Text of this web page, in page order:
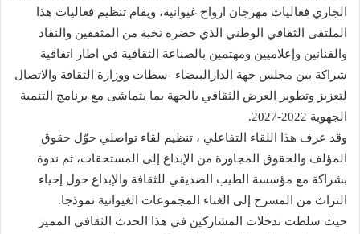
الجاري فعاليات مهرجان ارواح غيوانية، ويقام تنظيم فعاليات هذا
الملتقى الثقافي الوطني الذي حضره نخبة من المثقفين والنقاد
والفنانين وإعلاميين ومهتمين بالصناعة الثقافية في اطار اتفاقية
شراكة بين مجلس جهة الدارالبيضاء -سطات ووزارة الثقافة والاتصال
لتعزيز وتطوير العرض الثقافي بالجهة بما يتماشى مع برنامج التنمية
الجهوية 2022-2027.
وقد عرف هذا اللقاء التفاعلي ، تنظيم لقاء تواصلي حوّل حقوق
المؤلف والحقوق المجاورة من الإبداع إلى المستحقات، ثم ندوة
بشراكة مع مؤسسة الطيب الصديقي للثقافة والإبداع حول إحياء
التراث من المسرح إلى الغناء المجموعات الغيوانية نموذجا.
حيث سلطت تدخلات المشاركين في هذا الحدث الثقافي المميز